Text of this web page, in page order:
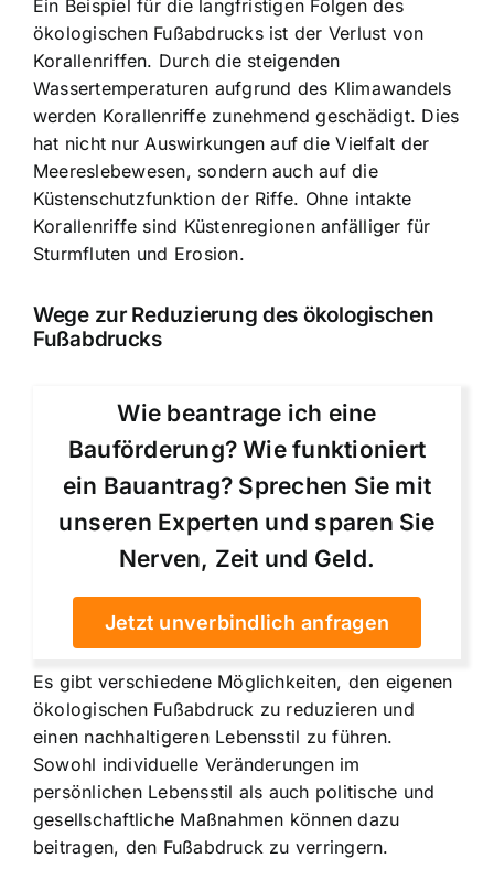
Ein Beispiel für die langfristigen Folgen des
ökologischen Fußabdrucks ist der Verlust von
Korallenriffen. Durch die steigenden
Wassertemperaturen aufgrund des Klimawandels
werden Korallenriffe zunehmend geschädigt. Dies
hat nicht nur Auswirkungen auf die Vielfalt der
Meereslebewesen, sondern auch auf die
Küstenschutzfunktion der Riffe. Ohne intakte
Korallenriffe sind Küstenregionen anfälliger für
Sturmfluten und Erosion.
Wege zur Reduzierung des ökologischen
Fußabdrucks
Wie beantrage ich eine
Bauförderung? Wie funktioniert
ein Bauantrag? Sprechen Sie mit
unseren Experten und sparen Sie
Nerven, Zeit und Geld.
Jetzt unverbindlich anfragen
Es gibt verschiedene Möglichkeiten, den eigenen
ökologischen Fußabdruck zu reduzieren und
einen nachhaltigeren Lebensstil zu führen.
Sowohl individuelle Veränderungen im
persönlichen Lebensstil als auch politische und
gesellschaftliche Maßnahmen können dazu
beitragen, den Fußabdruck zu verringern.